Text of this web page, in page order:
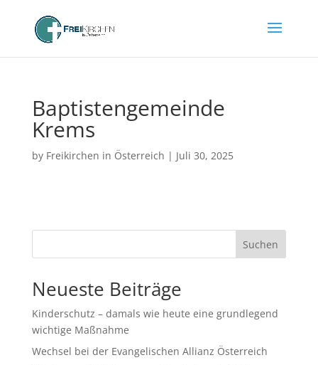
Baptistengemeinde
Krems
by Freikirchen in Österreich | Juli 30, 2025
Suchen
Neueste Beiträge
Kinderschutz – damals wie heute eine grundlegend
wichtige Maßnahme
Wechsel bei der Evangelischen Allianz Österreich